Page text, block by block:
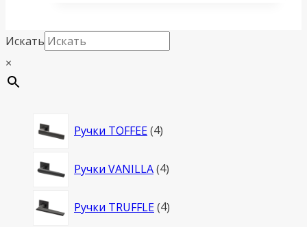
Искать
×
Ручки TOFFEE 44
Ручки VANILLA 44
Ручки TRUFFLE 44